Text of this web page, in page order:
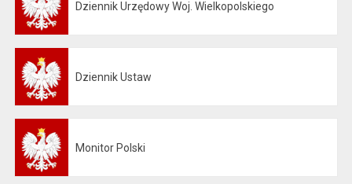
Dziennik Urzędowy Woj. Wielkopolskiego
Dziennik Ustaw
Monitor Polski